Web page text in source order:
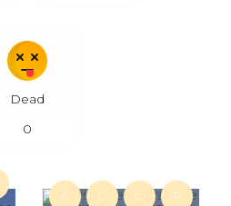
Dead
0
A C C P